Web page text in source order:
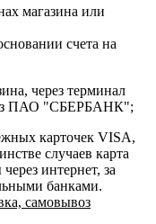
магазина или
счета на
через терминал
ПАО "СБЕРБАНК";
карточек VISA,
случаев карта
интернет, за
банками.
самовывоз